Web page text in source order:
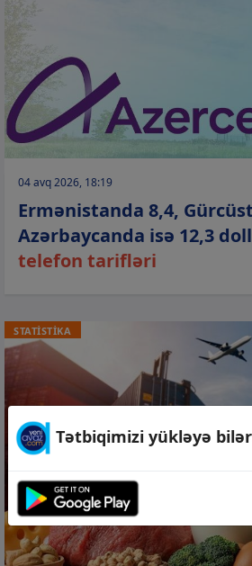
04 avq 2026, 18:19
Ermənistanda 8,4,
Azərbaycanda isə 12,3
telefon tarifləri
STATİSTİKA
Tətbiqimizi yükləyə